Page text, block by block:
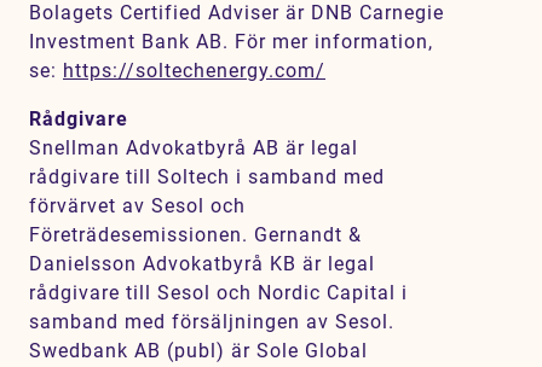
Bolagets Certified Adviser är DNB Carnegie
Investment Bank AB. För mer information,
se: https://soltechenergy.com/
Rådgivare
Snellman Advokatbyrå AB är legal
rådgivare till Soltech i samband med
förvärvet av Sesol och
Företrädesemissionen. Gernandt &
Danielsson Advokatbyrå KB är legal
rådgivare till Sesol och Nordic Capital i
samband med försäljningen av Sesol.
Swedbank AB (publ) är Sole Global